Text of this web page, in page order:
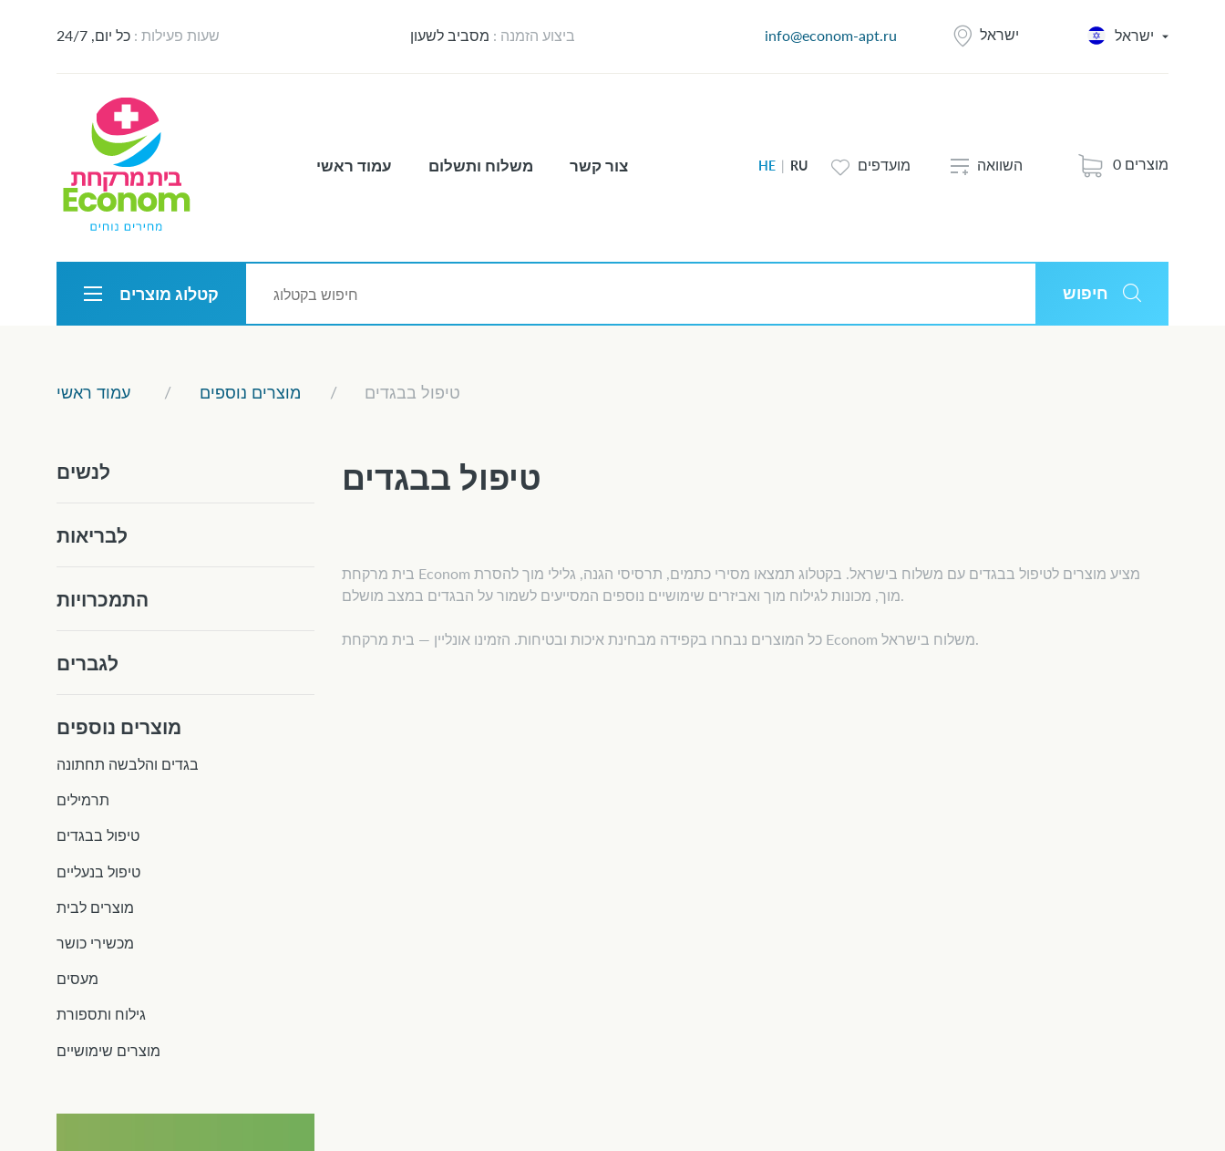
שעות פעילות : כל יום, 24/7 ביצוע הזמנה : מסביב לשעון info@econom-apt.ru ישראל ישראל
עמוד ראשי משלוח ותשלום צור קשר HE | RU מועדפים השוואה 0 מוצרים
קטלוג מוצרים חיפוש
עמוד ראשי מוצרים נוספים טיפול בבגדים
טיפול בבגדים
בית מרקחת Econom מציע מוצרים לטיפול בבגדים עם משלוח בישראל. בקטלוג תמצאו מסירי כתמים, תרסיסי הגנה, גלילי מוך להסרת
לנשים
לבריאות
התמכרויות
לגברים
מוצרים נוספים
בגדים והלבשה תחתונה
תרמילים
טיפול בבגדים
טיפול בנעליים
מוצרים לבית
מכשירי כושר
מעסים
גילוח ותספורת
מוצרים שימושיים